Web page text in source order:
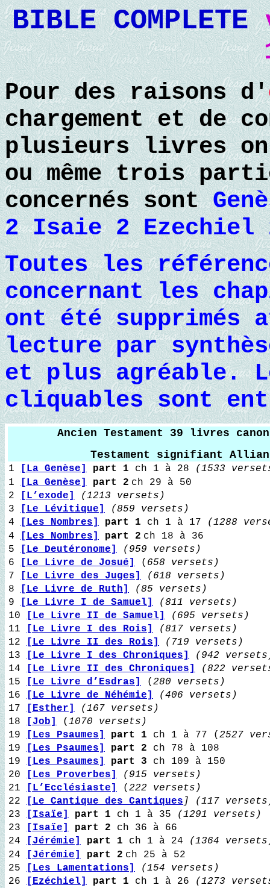
BIBLE COMPLETE
Pour des raisons d'
chargement et de
plusieurs livres
ou même trois
concernés sont
2 Isaie 2 Ezechiel
Toutes les
concernant les
ont été supprimés
lecture par
et plus agréable.
cliquables sont
Ancien Testament 39 livres
Testament signifiant
1 [La Genèse] part 1 ch 1 à 28
(1533
1
[La Genèse] part 2 ch 29 à 50
2
[L’exode]
(1213 versets)
3
[Le Lévitique]
(859 versets)
4
[Les Nombres] part 1 ch 1 à 17
(1288
4
[Les Nombres] part 2 ch 18 à 36
5
[Le Deutéronome]
(959 versets)
6
[Le Livre de Josué] ( 658 versets)
7
[Le Livre des Juges]
(618 versets)
8
[Le Livre de Ruth]
(85 versets)
9
[Le Livre I de Samuel]
(811 versets)
10
[Le Livre II de Samuel]
(695 versets)
11
[Le Livre I des Rois]
(817 versets)
12
[Le Livre II des Rois]
(719 versets)
13
[Le Livre I des Chroniques]
(942
14
[Le Livre II des Chroniques]
(822
15
[Le Livre d’Esdras] ( 280 versets)
16
[Le Livre de Néhémie]
(406 versets)
17
[Esther]
(167 versets)
18
[Job] ( 1070 versets)
19
[Les Psaumes] part 1 ch 1 à 77 ( 2527
19
[Les Psaumes] part 2 ch 78 à 108
19
[Les Psaumes] part 3 ch 109 à 150
20
[Les Proverbes]
(915 versets)
21
[L’Ecclésiaste] ( 222 versets)
22
[Le Cantique des Cantiques ] (117
23
[Isaïe] part 1 ch 1 à 35 (1291 versets)
23
[Isaïe] part 2 ch 36 à 66
24
[Jérémie] part 1 ch 1 à 24
(1364
24
[Jérémie] part 2 ch 25 à 52
25
[Les Lamentations]
(154 versets)
26
[Ezéchiel] part 1 ch 1 à 26
(1273